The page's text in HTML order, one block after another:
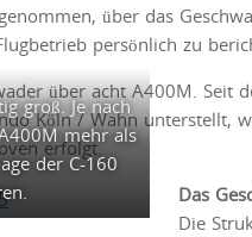
über das
persönlich zu
über acht A400M. Seit
Köln / Wahn unterstellt,
erfolgt.
groß. Je nach
mehr als
der C-160
Das
Die